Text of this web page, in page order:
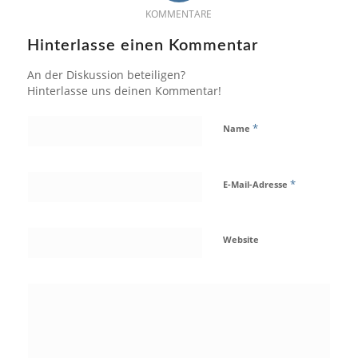
KOMMENTARE
Hinterlasse einen Kommentar
An der Diskussion beteiligen?
Hinterlasse uns deinen Kommentar!
Name *
E-Mail-Adresse *
Website